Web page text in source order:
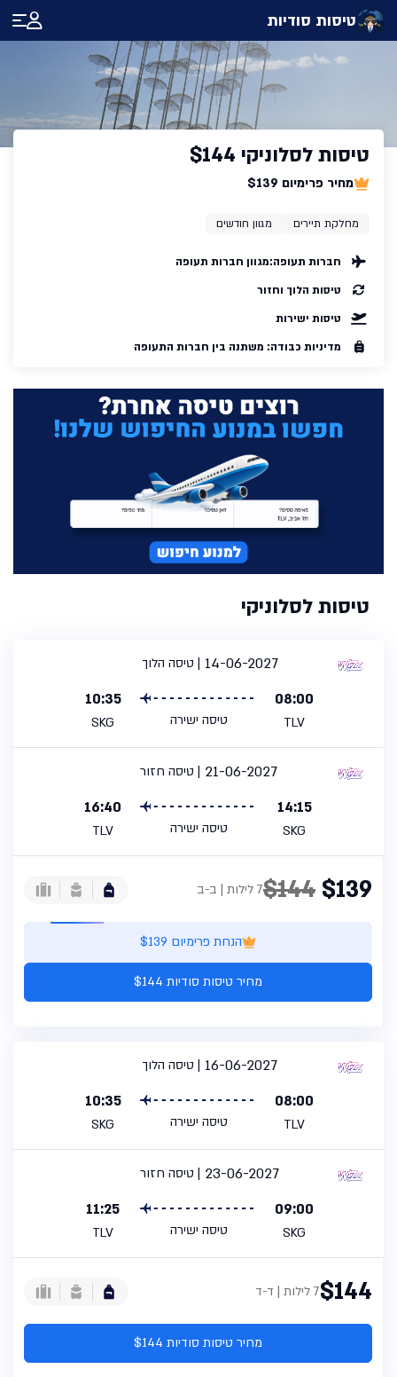
טיסות סודיות
טיסות לסלוניקי $144
מחיר פרימיום $139
מחלקת תיירים מגוון חודשים
חברות תעופה:מגוון חברות תעופה
טיסות הלוך וחזור
טיסות ישירות
מדיניות כבודה: משתנה בין חברות התעופה
טיסות לסלוניקי
טיסה הלוך
14-06-2027
08:00
TLV טיסה ישירה
10:35
SKG
טיסה חזור
21-06-2027
14:15
SKG טיסה ישירה
16:40
TLV
$139
$1447 לילות | ב-ב
הנחת פרימיום $139
מחיר טיסות סודיות $144
טיסה הלוך
16-06-2027
08:00
TLV טיסה ישירה
10:35
SKG
טיסה חזור
23-06-2027
09:00
SKG טיסה ישירה
11:25
TLV
$1447 לילות | ד-ד
מחיר טיסות סודיות $144